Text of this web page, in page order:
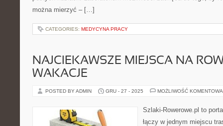
można mierzyć – […]
CATEGORIES: MEDYCYNA PRACY
NAJCIEKAWSZE MIEJSCA NA
WAKACJE
POSTED BY ADMIN GRU - 27 - 2025 MOŻLIWOŚĆ
Szlaki-Rowerowe.pl to
łączy w jednym miejscu